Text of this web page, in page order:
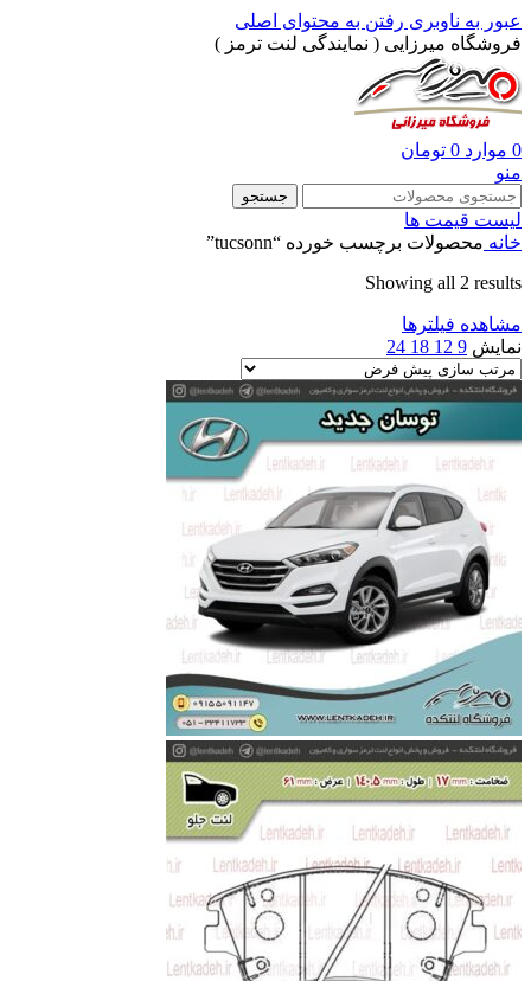
عبور به ناوبری رفتن به محتوای اصلی
فروشگاه میرزایی ( نمایندگی لنت ترمز )
0 موارد 0 تومان
منو
جستجو
لیست قیمت ها
خانه محصولات برچسب خورده “tucsonn”
Showing all 2 results
مشاهده فیلترها
نمایش 9
12
18
24